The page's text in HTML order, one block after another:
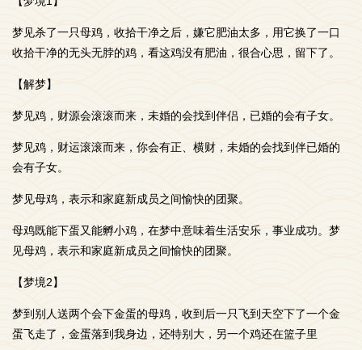
梦见杀了一只母鸡，收拾干净之后，嫌它肥油太多，用它换了一口
收拾干净的无头无脖的鸡，看这鸡没有肥油，很合心思，留下了。
【解梦】
梦见鸡，财源会滚滚而来，未婚的会找到伴侣，已婚的会有子女。
梦见鸡，财运滚滚而来，你会有正、横财，未婚的会找到伴已婚的
会有子女。
梦见母鸡，表示和家庭新成员之间愉快的团聚。
母鸡既能下蛋又能孵小鸡，在梦中意味着生活安乐，事业成功。梦
见母鸡，表示和家庭新成员之间愉快的团聚。
【梦境2】
梦到别人送两个会下金蛋的母鸡，收到后一只飞到天空下了一个金
蛋飞走了，金蛋落到我身边，还特别大，另一个鸡还在篮子里